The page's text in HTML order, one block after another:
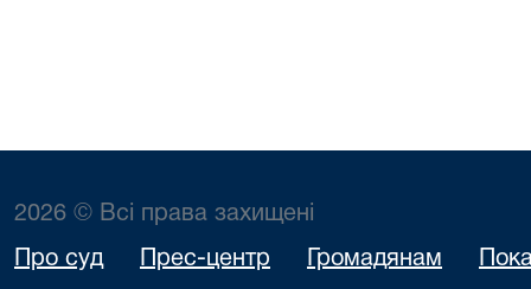
2026 © Всі права захищені
Про суд Прес-центр Громадянам